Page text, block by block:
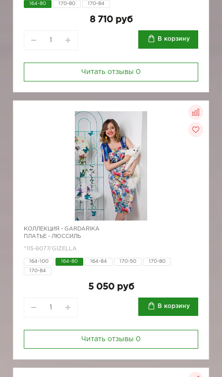
164-80 170-80 170-84
8 710 руб
В корзину
Читать отзывы 0
КОЛЛЕКЦИЯ - GARDARIKA
ПЛАТЬЕ - ЛЮССИЛЬ
*115-6077/GIZELLA
164-100 164-80 164-84 170-50 170-80
170-84
5 050 руб
В корзину
Читать отзывы 0